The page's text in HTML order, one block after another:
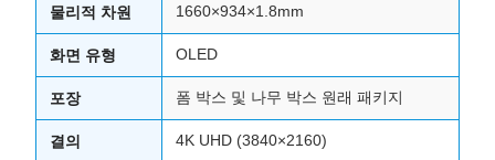
물리적 차원 1660×934×1.8mm
화면 유형 OLED
포장 폼 박스 및 나무 박스 원래 패키지
결의 4K UHD (3840×2160)